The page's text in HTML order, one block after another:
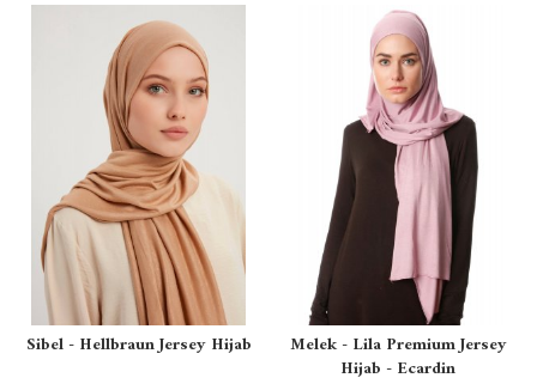
Sibel - Hellbraun Jersey Hijab
Melek - Lila Premium Jersey
Hijab - Ecardin